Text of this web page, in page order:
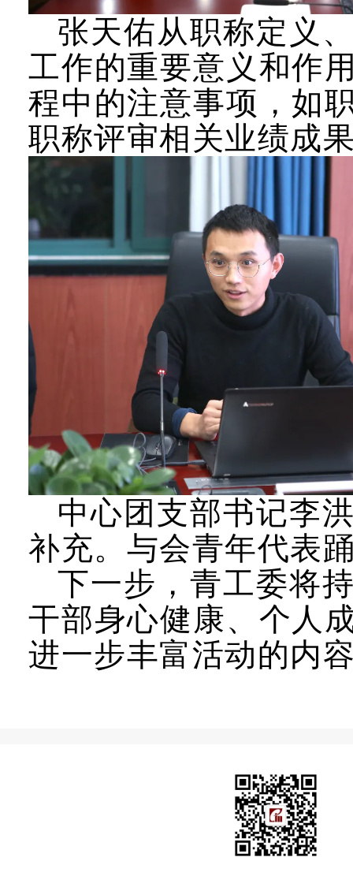
张天佑从职称定义
工作的重要意义和作
程中的注意事项，如
职称评审相关业绩成
中心团支部书记李
补充。与会青年代表
下一步，青工委将
干部身心健康、个人
进一步丰富活动的内